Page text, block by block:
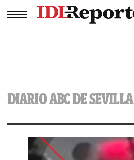
DIARIO ABC DE SEVILLA